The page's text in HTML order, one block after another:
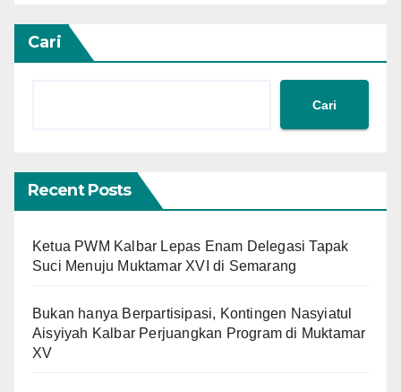
Cari
Cari
Recent Posts
Ketua PWM Kalbar Lepas Enam Delegasi Tapak
Suci Menuju Muktamar XVI di Semarang
Bukan hanya Berpartisipasi, Kontingen Nasyiatul
Aisyiyah Kalbar Perjuangkan Program di Muktamar
XV